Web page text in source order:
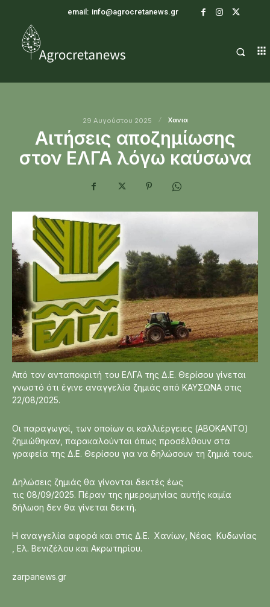
email: info@agrocretanews.gr
29 Αυγούστου 2025 Χανια
Αιτήσεις αποζημίωσης
στον ΕΛΓΑ λόγω καύσωνα
Από τον ανταποκριτή του ΕΛΓΑ της Δ.Ε. Θερίσου γίνεται
γνωστό ότι έγινε αναγγελία ζημιάς από ΚΑΥΣΩΝΑ στις
22/08/2025.
Οι παραγωγοί, των οποίων οι καλλιέργειες (ΑΒΟΚΑΝΤΟ)
ζημιώθηκαν, παρακαλούνται όπως προσέλθουν στα
γραφεία της Δ.Ε. Θερίσου για να δηλώσουν τη ζημιά τους.
Δηλώσεις ζημιάς θα γίνονται δεκτές έως
τις 08/09/2025. Πέραν της ημερομηνίας αυτής καμία
δήλωση δεν θα γίνεται δεκτή.
Η αναγγελία αφορά και στις Δ.Ε. Χανίων, Νέας Κυδωνίας
, Ελ. Βενιζέλου και Ακρωτηρίου.
zarpanews.gr